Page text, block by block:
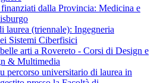
dalla Provincia: Medicina e
laurea (triennale): Ingegneria
Sistemi Ciberfisici
arti a Rovereto - Corsi di Design e
& Multimedia
percorso universitario di laurea in